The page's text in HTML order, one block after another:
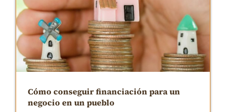
Cómo conseguir financiación para un
negocio en un pueblo